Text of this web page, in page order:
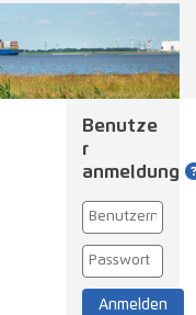
Benutze
r­
anmeldung
Anmelden